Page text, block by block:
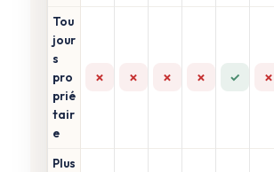
Tou
jour
s
pro
prié
tair
e
✗ ✗ ✗ ✗ ✓ ✗
Plus